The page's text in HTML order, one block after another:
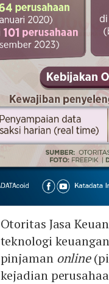
Otoritas Jasa
teknologi keuangan
pinjaman online
kejadian